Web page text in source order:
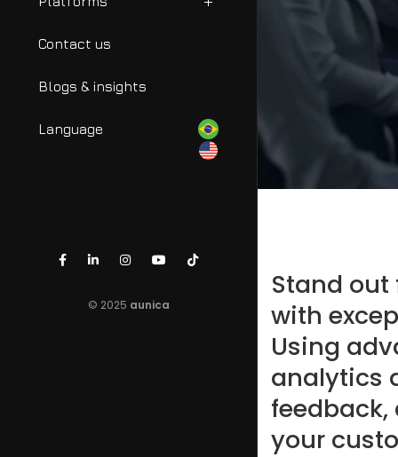
Contact us
Blogs & insights
Language
© 2025 aunica
Stand
with
Using
analytics
your